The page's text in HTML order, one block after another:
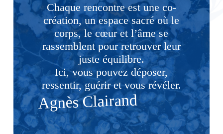
Chaque rencontre est une co-
création, un espace sacré où le
corps, le cœur et l’âme se
rassemblent pour retrouver leur
juste équilibre.
Ici, vous pouvez déposer,
ressentir, guérir et vous révéler.
Agnès Clairand